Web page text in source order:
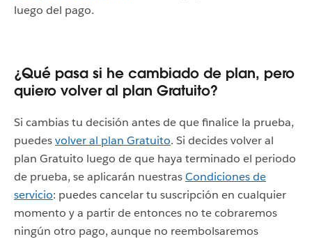
luego del pago.
¿Qué pasa si he cambiado de plan, pero
quiero volver al plan Gratuito?
Si cambias tu decisión antes de que finalice la prueba,
puedesvolver al plan Gratuito. Si decides volver al
plan Gratuito luego de que haya terminado el periodo
de prueba, se aplicarán nuestrasCondiciones de
servicio: puedes cancelar tu suscripción en cualquier
momento y a partir de entonces no te cobraremos
ningún otro pago, aunque no reembolsaremos